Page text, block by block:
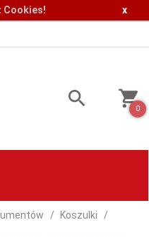
Cookies! x
0
Koszulki